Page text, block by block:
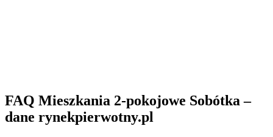
FAQ Mieszkania 2-pokojowe Sobótka –
dane rynekpierwotny.pl